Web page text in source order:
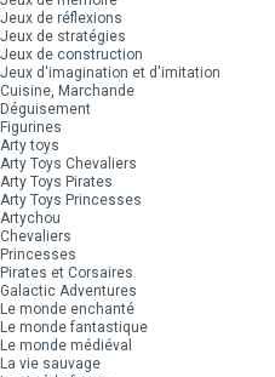
Jeux de réflexions
Jeux de stratégies
Jeux de construction
Jeux d'imagination et d'imitation
Cuisine, Marchande
Déguisement
Figurines
Arty toys
Arty Toys Chevaliers
Arty Toys Pirates
Arty Toys Princesses
Artychou
Chevaliers
Princesses
Pirates et Corsaires
Galactic Adventures
Le monde enchanté
Le monde fantastique
Le monde médiéval
La vie sauvage